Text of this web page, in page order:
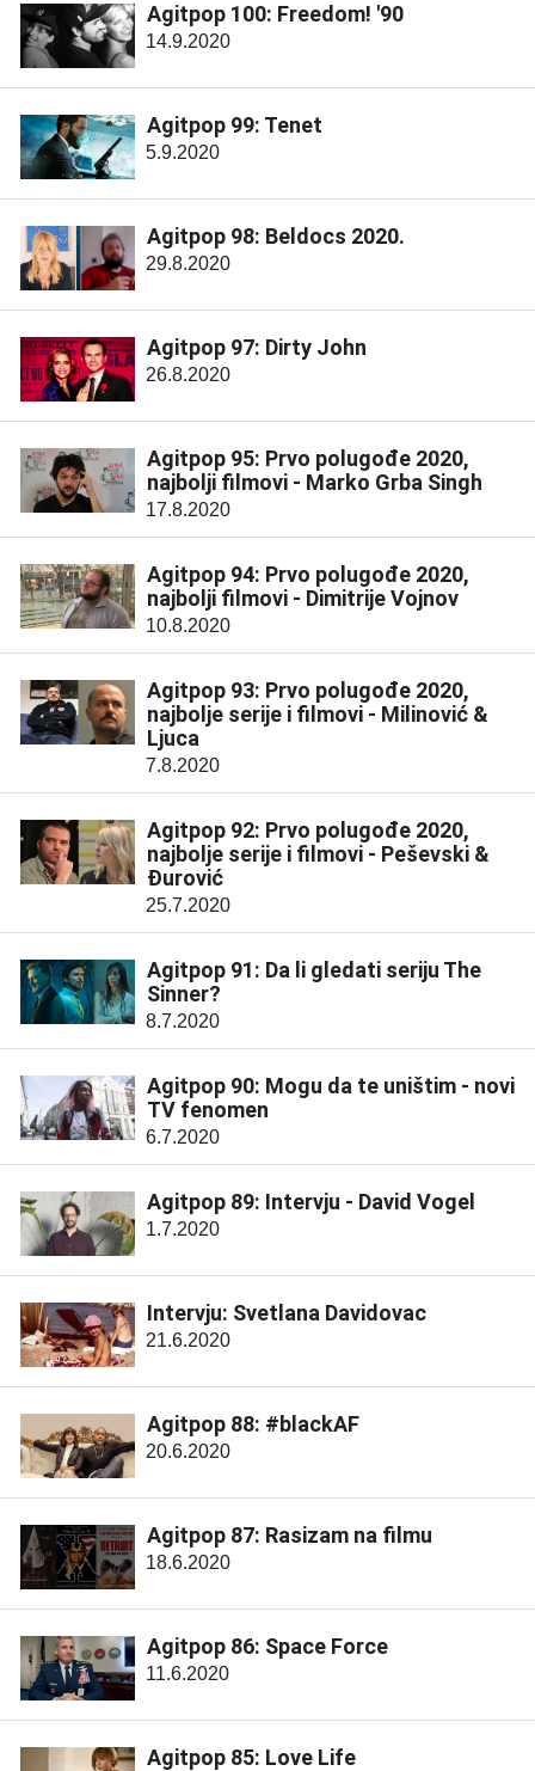
Agitpop 100: Freedom! '90
14.9.2020
Agitpop 99: Tenet
5.9.2020
Agitpop 98: Beldocs 2020.
29.8.2020
Agitpop 97: Dirty John
26.8.2020
Agitpop 95: Prvo polugođe 2020,
najbolji filmovi - Marko Grba Singh
17.8.2020
Agitpop 94: Prvo polugođe 2020,
najbolji filmovi - Dimitrije Vojnov
10.8.2020
Agitpop 93: Prvo polugođe 2020,
najbolje serije i filmovi - Milinović &
Ljuca
7.8.2020
Agitpop 92: Prvo polugođe 2020,
najbolje serije i filmovi - Peševski &
Đurović
25.7.2020
Agitpop 91: Da li gledati seriju The
Sinner?
8.7.2020
Agitpop 90: Mogu da te uništim - novi
TV fenomen
6.7.2020
Agitpop 89: Intervju - David Vogel
1.7.2020
Intervju: Svetlana Davidovac
21.6.2020
Agitpop 88: #blackAF
20.6.2020
Agitpop 87: Rasizam na filmu
18.6.2020
Agitpop 86: Space Force
11.6.2020
Agitpop 85: Love Life